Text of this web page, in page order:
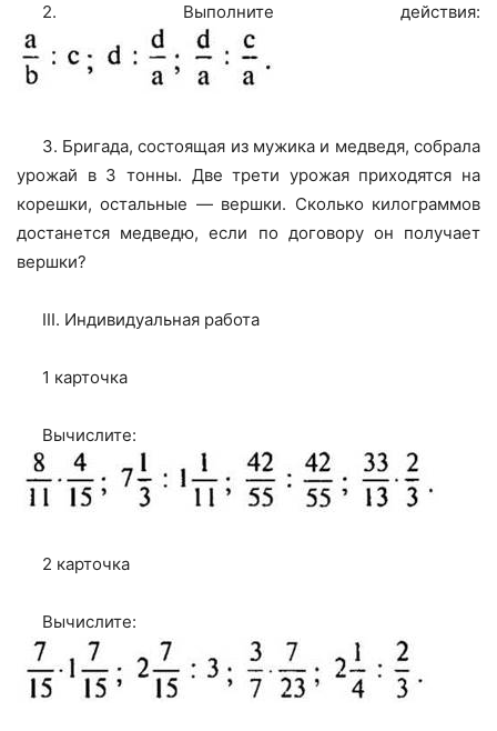
2. Выполните действия:
3. Бригада, состоящая из мужика и медведя, собрала
урожай в 3 тонны. Две трети урожая приходятся на
корешки, остальные — вершки. Сколько килограммов
достанется медведю, если по договору он получает
вершки?
III. Индивидуальная работа
1 карточка
Вычислите:
2 карточка
Вычислите: